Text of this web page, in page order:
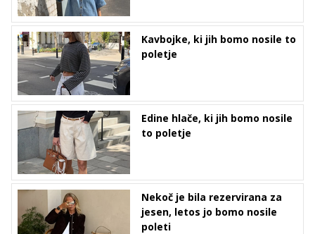
Kavbojke, ki jih bomo nosile to
poletje
Edine hlače, ki jih bomo nosile
to poletje
Nekoč je bila rezervirana za
jesen, letos jo bomo nosile
poleti